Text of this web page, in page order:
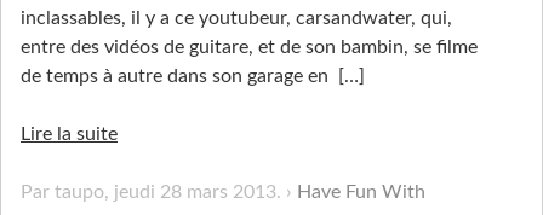
inclassables, il y a ce youtubeur, carsandwater, qui,
entre des vidéos de guitare, et de son bambin, se filme
de temps à autre dans son garage en
[…]
Lire la suite
Par taupo, jeudi 28 mars 2013. Have Fun With